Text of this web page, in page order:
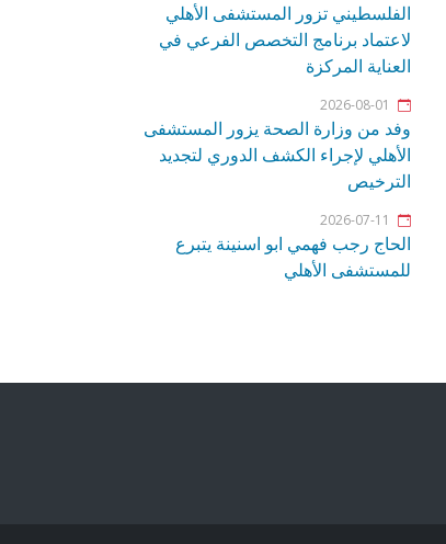
الفلسطيني تزور المستشفى الأهلي
لاعتماد برنامج التخصص الفرعي في
العناية المركزة
وفد من وزارة الصحة يزور المستشفى
الأهلي لإجراء الكشف الدوري لتجديد
الترخيص
الحاج رجب فهمي ابو اسنينة يتبرع
للمستشفى الأهلي